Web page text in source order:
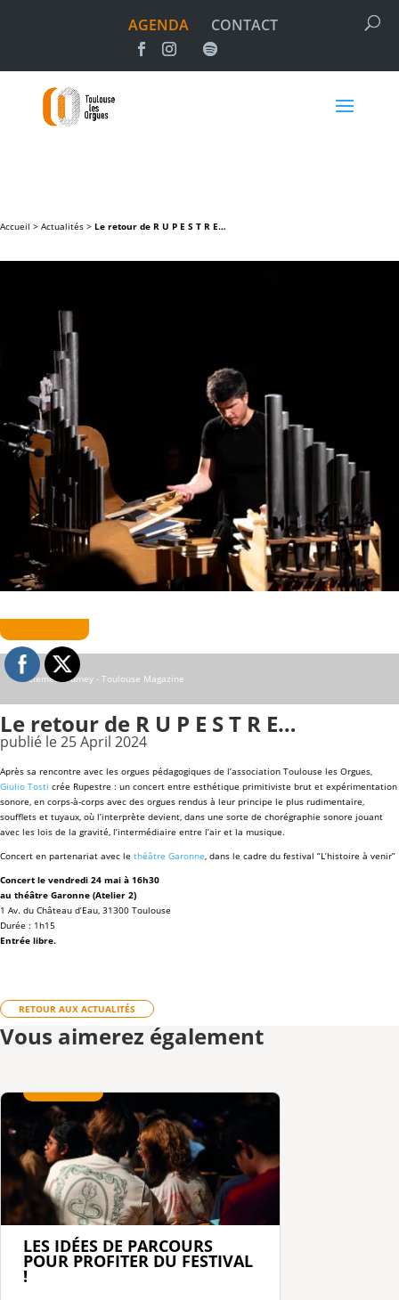
AGENDA CONTACT
Accueil > Actualités > Le retour de R U P E S T R E…
© Clement Fumey - Toulouse Magazine
Le retour de R U P E S T R E…
publié le 25 April 2024
Après sa rencontre avec les orgues pédagogiques de l’association Toulouse les Orgues,
Giulio Tosti crée Rupestre : un concert entre esthétique primitiviste brut et expérimentation
sonore, en corps-à-corps avec des orgues rendus à leur principe le plus rudimentaire,
soufflets et tuyaux, où l’interprète devient, dans une sorte de chorégraphie sonore jouant
avec les lois de la gravité, l’intermédiaire entre l’air et la musique.
Concert en partenariat avec le théâtre Garonne , dans le cadre du festival “L’histoire à venir”
Concert le vendredi 24 mai à 16h30
au théâtre Garonne (Atelier 2)
1 Av. du Château d’Eau, 31300 Toulouse
Durée : 1h15
Entrée libre.
RETOUR AUX ACTUALITÉS
Vous aimerez également
LES IDÉES DE PARCOURS
POUR PROFITER DU FESTIVAL
!